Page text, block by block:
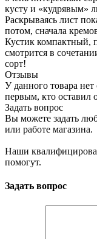
кусту и «кудрявым»
Раскрываясь лист
потом, сначала
Кустик компактный,
смотрится в
сорт!
Отзывы
У данного товара нет
первым, кто оставил
Задать вопрос
Вы можете задать
или работе магазина.
Наши
помогут.
Задать вопрос